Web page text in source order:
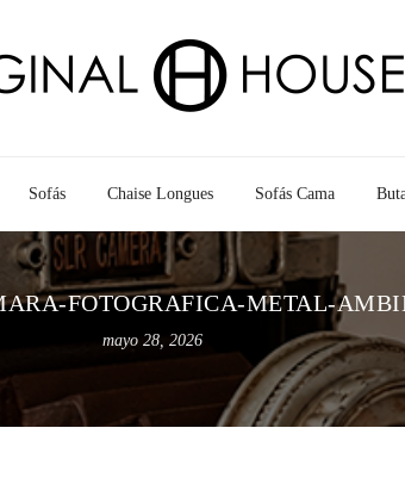
Sofás Chaise Longues Sofás Cama
FOTOGRAFICA-METAL-
mayo 28, 2026